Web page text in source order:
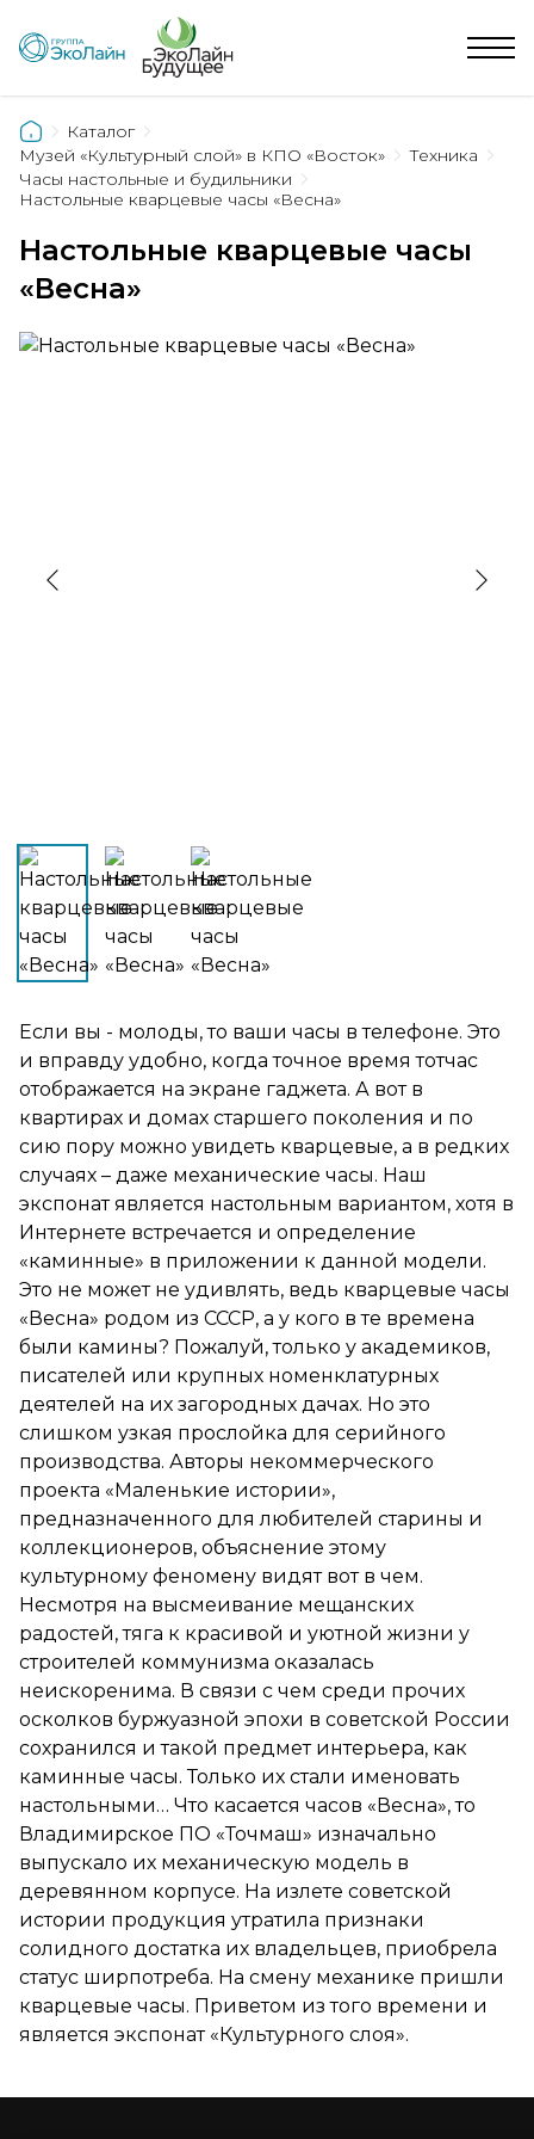
Каталог
Музей «Культурный слой» в КПО «Восток»
Техника
Часы настольные и будильники
Настольные кварцевые часы «Весна»
Настольные кварцевые часы
«Весна»
Если вы - молоды, то ваши часы в телефоне. Это
и вправду удобно, когда точное время тотчас
отображается на экране гаджета. А вот в
квартирах и домах старшего поколения и по
сию пору можно увидеть кварцевые, а в редких
случаях – даже механические часы. Наш
экспонат является настольным вариантом, хотя в
Интернете встречается и определение
«каминные» в приложении к данной модели.
Это не может не удивлять, ведь кварцевые часы
«Весна» родом из СССР, а у кого в те времена
были камины? Пожалуй, только у академиков,
писателей или крупных номенклатурных
деятелей на их загородных дачах. Но это
слишком узкая прослойка для серийного
производства. Авторы некоммерческого
проекта «Маленькие истории»,
предназначенного для любителей старины и
коллекционеров, объяснение этому
культурному феномену видят вот в чем.
Несмотря на высмеивание мещанских
радостей, тяга к красивой и уютной жизни у
строителей коммунизма оказалась
неискоренима. В связи с чем среди прочих
осколков буржуазной эпохи в советской России
сохранился и такой предмет интерьера, как
каминные часы. Только их стали именовать
настольными… Что касается часов «Весна», то
Владимирское ПО «Точмаш» изначально
выпускало их механическую модель в
деревянном корпусе. На излете советской
истории продукция утратила признаки
солидного достатка их владельцев, приобрела
статус ширпотреба. На смену механике пришли
кварцевые часы. Приветом из того времени и
является экспонат «Культурного слоя».